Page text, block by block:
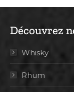
Découvrez
Whisky
Rhum